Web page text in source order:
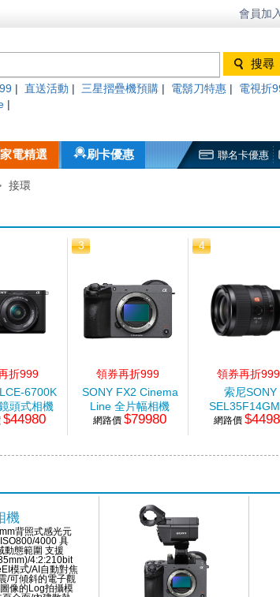
會員加
直送活動 三星摺疊機預購 電鬍刀特惠
電視折
家電精選 刷卡優惠 聯名卡優惠
接環
折999
6700K
頭式相機
KIT
$44980
3
領券再折999
SONY FX2 Cinema
Line 全片幅相機
網路價$79980
4
領券再折999
索尼SONY
Master 廣角定
網路價
機
背照式感光元
4000 具
動態範圍 支援
4:2:210bit
模式/AI自動對焦
/可傾斜的電子觀
像的Log拍攝模